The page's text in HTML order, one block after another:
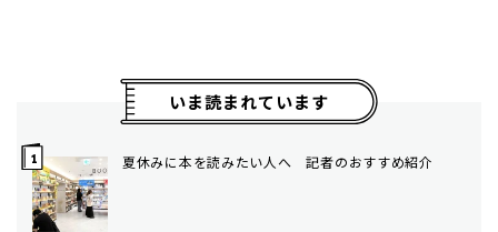
いま読まれています
夏休みに本を読みたい人へ 記者のおすすめ紹介